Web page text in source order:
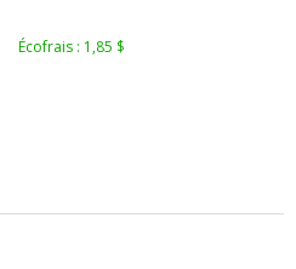
Écofrais : 1,85 $